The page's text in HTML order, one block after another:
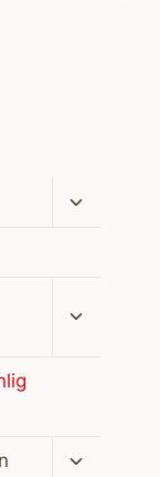
Skift
Skift